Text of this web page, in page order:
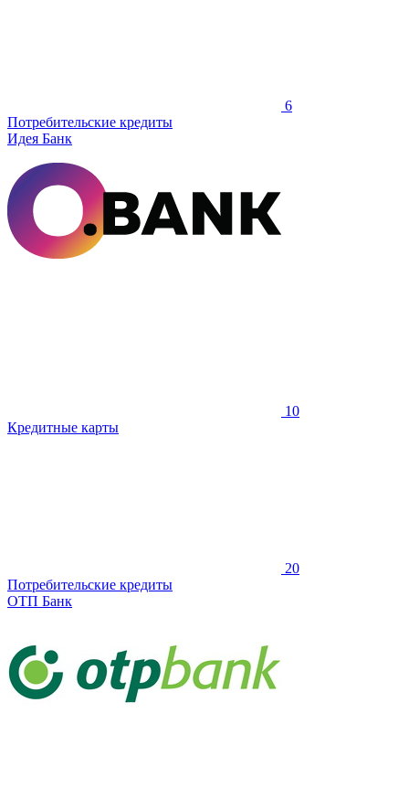
6
Потребительские кредиты
Идея Банк
10
Кредитные карты
20
Потребительские кредиты
ОТП Банк